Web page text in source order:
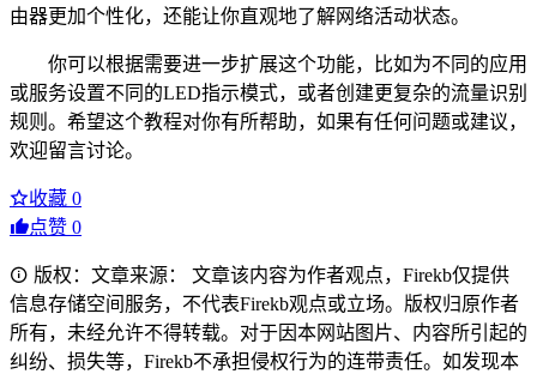
由器更加个性化，还能让你直观地了解网络活动状态。
你可以根据需要进一步扩展这个功能，比如为不同的应用
或服务设置不同的LED指示模式，或者创建更复杂的流量识别
规则。希望这个教程对你有所帮助，如果有任何问题或建议，
欢迎留言讨论。
收藏 0
点赞 0
版权：文章来源： 文章该内容为作者观点，Firekb仅提供
信息存储空间服务，不代表Firekb观点或立场。版权归原作者
所有，未经允许不得转载。对于因本网站图片、内容所引起的
纠纷、损失等，Firekb不承担侵权行为的连带责任。如发现本